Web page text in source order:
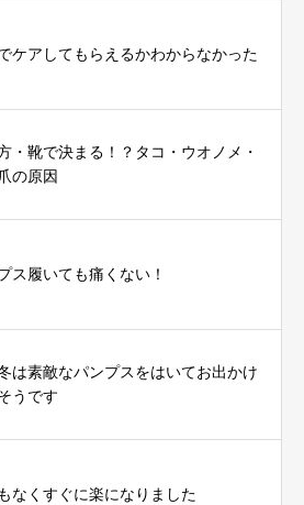
ケアしてもらえるかわからなかった
・靴で決まる！？タコ・ウオノメ・
の原因
ス履いても痛くない！
は素敵なパンプスをはいてお出かけ
うです
なくすぐに楽になりました